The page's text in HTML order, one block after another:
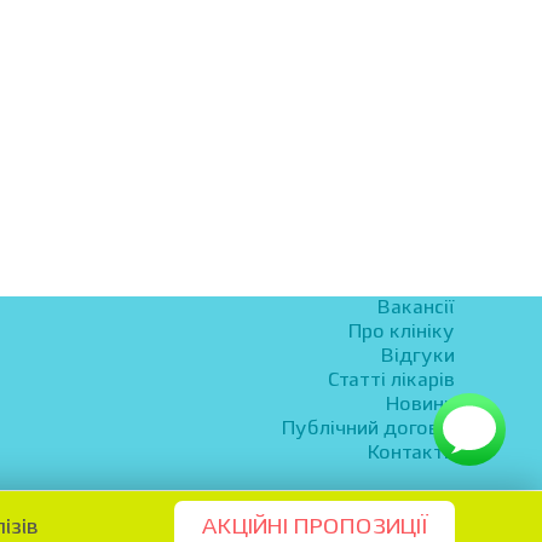
АКЦІЙНІ ПРОПОЗИЦІЇ
Вакансії
Про клініку
Відгуки
Статті лікарів
Новини
Публічний договір
Контакти